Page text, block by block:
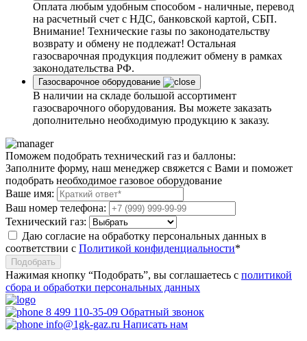
Оплата любым удобным способом - наличные, перевод
на расчетный счет с НДС, банковской картой, СБП.
Внимание! Технические газы по законодательству
возврату и обмену не подлежат! Остальная
газосварочная продукция подлежит обмену в рамках
законодательства РФ.
Газосварочное оборудование
В наличии на складе большой ассортимент
газосварочного оборудования. Вы можете заказать
дополнительно необходимую продукцию к заказу.
Поможем подобрать технический газ и баллоны:
Заполните форму, наш менеджер свяжется с Вами и поможет
подобрать необходимое газовое оборудование
Ваше имя:
Ваш номер телефона:
Технический газ:
Даю согласие на обработку персональных данных в
соответствии с Политикой конфиденциальности*
Подобрать
Нажимая кнопку “Подобрать”, вы соглашаетесь с политикой
сбора и обработки персональных данных
8 499 110-35-09 Обратный звонок
info@1gk-gaz.ru Написать нам